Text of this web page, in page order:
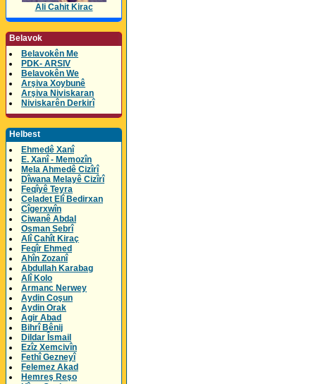
Ali Cahit Kirac
Belavok
Belavokên Me
PDK- ARSIV
Belavokên We
Arşiva Xoybunê
Arşiva Niviskaran
Niviskarên Derkirî
Helbest
Ehmedê Xanî
E. Xanî - Memozîn
Mela Ahmedê Cizîrî
Dîwana Melayê Cizîrî
Feqîyê Teyra
Celadet Elî Bedirxan
Cîgerxwîn
Ciwanê Abdal
Osman Sebrî
Alî Cahît Kiraç
Feqîr Ehmed
Ahîn Zozanî
Abdullah Karabag
Alî Kolo
Armanc Nerwey
Aydin Coşun
Aydin Orak
Agir Abad
Bihrî Bênij
Dildar Îsmail
Ezîz Xemcivîn
Fethî Gezneyî
Felemez Akad
Hemreş Reşo